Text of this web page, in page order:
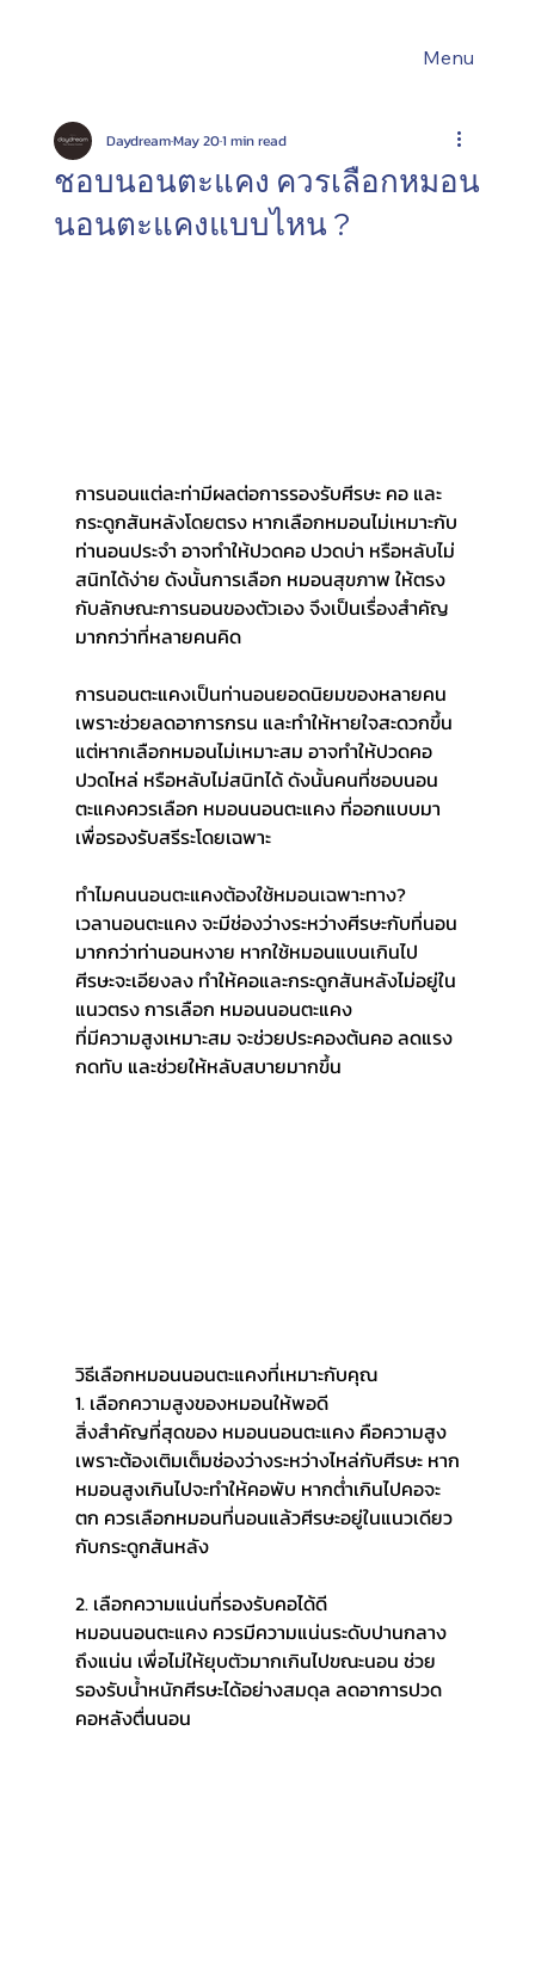
Menu
ชอบนอนตะแคง ควรเลือกหมอน
นอนตะแคงแบบไหน ?
DaydreamMay 201 min read
การนอนแต่ละท่ามีผลต่อการรองรับศีรษะ คอ และ
กระดูกสันหลังโดยตรง หากเลือกหมอนไม่เหมาะกับ
ท่านอนประจำ อาจทำให้ปวดคอ ปวดบ่า หรือหลับไม่
สนิทได้ง่าย ดังนั้นการเลือก หมอนสุขภาพ ให้ตรง
กับลักษณะการนอนของตัวเอง จึงเป็นเรื่องสำคัญ
มากกว่าที่หลายคนคิด
การนอนตะแคงเป็นท่านอนยอดนิยมของหลายคน
เพราะช่วยลดอาการกรน และทำให้หายใจสะดวกขึ้น
แต่หากเลือกหมอนไม่เหมาะสม อาจทำให้ปวดคอ
ปวดไหล่ หรือหลับไม่สนิทได้ ดังนั้นคนที่ชอบนอน
ตะแคงควรเลือก หมอนนอนตะแคง ที่ออกแบบมา
เพื่อรองรับสรีระโดยเฉพาะ
ทำไมคนนอนตะแคงต้องใช้หมอนเฉพาะทาง?
เวลานอนตะแคง จะมีช่องว่างระหว่างศีรษะกับที่นอน
มากกว่าท่านอนหงาย หากใช้หมอนแบนเกินไป
ศีรษะจะเอียงลง ทำให้คอและกระดูกสันหลังไม่อยู่ใน
แนวตรง การเลือก หมอนนอนตะแคง
ที่มีความสูงเหมาะสม จะช่วยประคองต้นคอ ลดแรง
กดทับ และช่วยให้หลับสบายมากขึ้น
วิธีเลือกหมอนนอนตะแคงที่เหมาะกับคุณ
1. เลือกความสูงของหมอนให้พอดี
สิ่งสำคัญที่สุดของ หมอนนอนตะแคง คือความสูง
เพราะต้องเติมเต็มช่องว่างระหว่างไหล่กับศีรษะ หาก
หมอนสูงเกินไปจะทำให้คอพับ หากต่ำเกินไปคอจะ
ตก ควรเลือกหมอนที่นอนแล้วศีรษะอยู่ในแนวเดียว
กับกระดูกสันหลัง
2. เลือกความแน่นที่รองรับคอได้ดี
หมอนนอนตะแคง ควรมีความแน่นระดับปานกลาง
ถึงแน่น เพื่อไม่ให้ยุบตัวมากเกินไปขณะนอน ช่วย
รองรับน้ำหนักศีรษะได้อย่างสมดุล ลดอาการปวด
คอหลังตื่นนอน